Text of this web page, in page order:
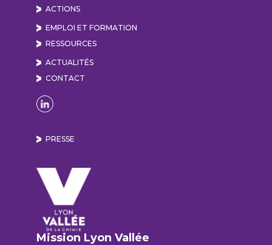
ACTIONS
EMPLOI ET FORMATION
RESSOURCES
ACTUALITÉS
CONTACT
Naviguer sur la page Linkedin de Lyon Vallée
PRESSE
Mission Lyon Vallée